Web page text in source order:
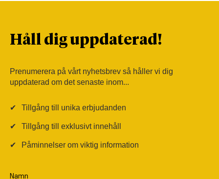
Håll dig uppdaterad!
Prenumerera på vårt nyhetsbrev så håller vi dig
uppdaterad om det senaste inom...
✔ Tillgång till unika erbjudanden
✔ Tillgång till exklusivt innehåll
✔ Påminnelser om viktig information
Namn